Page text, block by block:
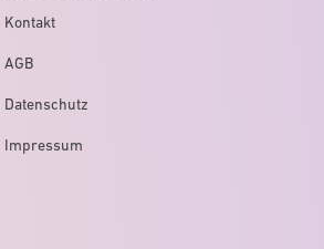
Kontakt
AGB
Datenschutz
Impressum